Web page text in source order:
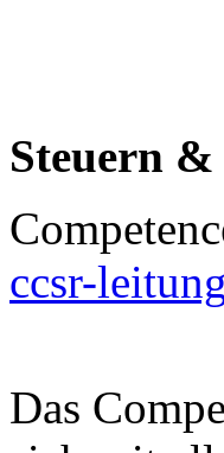
Steuern
ccsr-
Das